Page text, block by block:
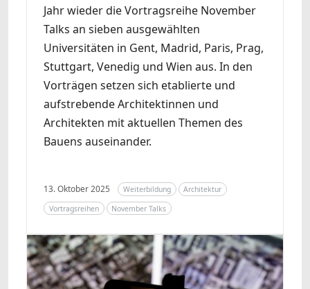
Jahr wieder die Vortragsreihe November
Talks an sieben ausgewählten
Universitäten in Gent, Madrid, Paris, Prag,
Stuttgart, Venedig und Wien aus. In den
Vorträgen setzen sich etablierte und
aufstrebende Architektinnen und
Architekten mit aktuellen Themen des
Bauens auseinander.
13. Oktober 2025 Weiterbildung
Architektur
Vortragsreihen
November Talks